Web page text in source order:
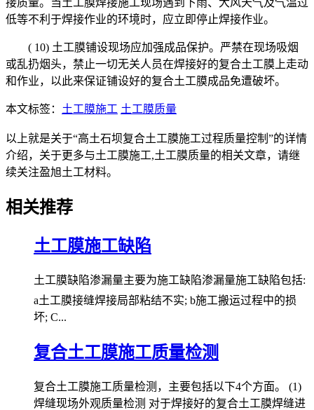
接质量。当土工膜焊接施工现场遇到下雨、大风天气及气温过
低等不利于焊接作业的环境时，应立即停止焊接作业。
( 10) 土工膜铺设现场应加强成品保护。严禁在现场吸烟
或乱扔烟头，禁止一切无关人员在焊接好的复合土工膜上走动
和作业，以此来保证铺设好的复合土工膜成品免遭破坏。
本文标签： 土工膜施工 土工膜质量
以上就是关于“高土石坝复合土工膜施工过程质量控制”的详情
介绍，关于更多与土工膜施工,土工膜质量的相关文章，请继
续关注盈旭土工材料。
相关推荐
土工膜施工缺陷
土工膜缺陷渗漏量主要为施工缺陷渗漏量施工缺陷包括:
a土工膜接缝焊接局部粘结不实; b施工搬运过程中的损
坏; C...
复合土工膜施工质量检测
复合土工膜施工质量检测，主要包括以下4个方面。 (1)
焊缝现场外观质量检测 对于焊接好的复合土工膜焊缝进